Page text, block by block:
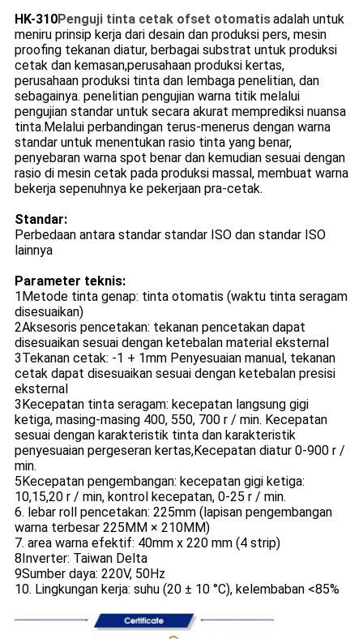
HK-310Penguji tinta cetak ofset otomatisadalah untuk
meniru prinsip kerja dari desain dan produksi pers, mesin
proofing tekanan diatur, berbagai substrat untuk produksi
cetak dan kemasan,perusahaan produksi kertas,
perusahaan produksi tinta dan lembaga penelitian, dan
sebagainya. penelitian pengujian warna titik melalui
pengujian standar untuk secara akurat memprediksi nuansa
tinta.Melalui perbandingan terus-menerus dengan warna
standar untuk menentukan rasio tinta yang benar,
penyebaran warna spot benar dan kemudian sesuai dengan
rasio di mesin cetak pada produksi massal, membuat warna
bekerja sepenuhnya ke pekerjaan pra-cetak.
Standar:
Perbedaan antara standar standar ISO dan standar ISO
lainnya
Parameter teknis:
1Metode tinta genap: tinta otomatis (waktu tinta seragam
disesuaikan)
2Aksesoris pencetakan: tekanan pencetakan dapat
disesuaikan sesuai dengan ketebalan material eksternal
3Tekanan cetak: -1 + 1mm Penyesuaian manual, tekanan
cetak dapat disesuaikan sesuai dengan ketebalan presisi
eksternal
3Kecepatan tinta seragam: kecepatan langsung gigi
ketiga, masing-masing 400, 550, 700 r / min. Kecepatan
sesuai dengan karakteristik tinta dan karakteristik
penyesuaian pergeseran kertas,Kecepatan diatur 0-900 r /
min.
5Kecepatan pengembangan: kecepatan gigi ketiga:
10,15,20 r / min, kontrol kecepatan, 0-25 r / min.
6. lebar roll pencetakan: 225mm (lapisan pengembangan
warna terbesar 225MM × 210MM)
7. area warna efektif: 40mm x 220 mm (4 strip)
8Inverter: Taiwan Delta
9Sumber daya: 220V, 50Hz
10. Lingkungan kerja: suhu (20 ± 10 °C), kelembaban <85%